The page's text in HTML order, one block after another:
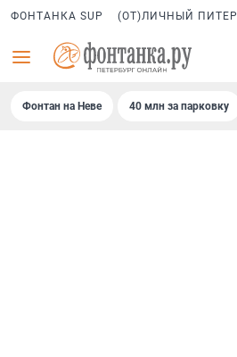
ФОНТАНКА SUP (ОТ)ЛИЧНЫЙ ПИТЕР
Фонтан на Неве 40 млн за парковку